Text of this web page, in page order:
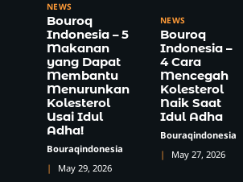
NEWS
Bouroq
Indonesia – 5
Makanan
yang Dapat
Membantu
Menurunkan
Kolesterol
Usai Idul
Adha!
Bouraqindonesia
May 29, 2026
NEWS
Bouroq
Indonesia –
4 Cara
Mencegah
Kolesterol
Naik Saat
Idul Adha
Bouraqindonesia
May 27, 2026